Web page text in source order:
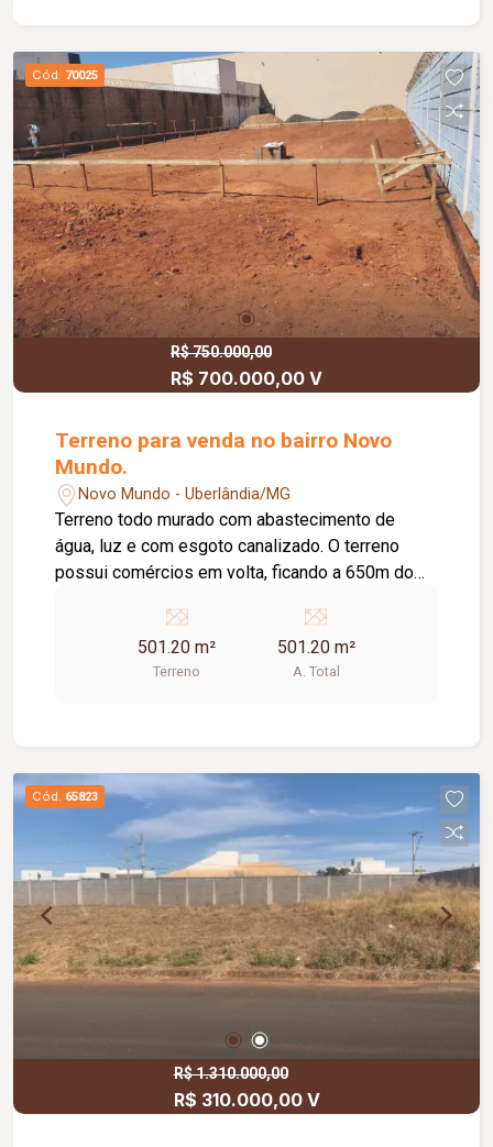
Cód. 70025
R$ 750.000,00
R$ 700.000,00 V
Terreno para venda no bairro Novo
Mundo.
Novo Mundo - Uberlândia/MG
Terreno todo murado com abastecimento de
água, luz e com esgoto canalizado. O terreno
possui comércios em volta, ficando a 650m do
Empresa de gás, veneno... - Oficina - Depósito -
Estacionamento - Fábrica - Serralheria -
501.20 m²
Terreno
501.20 m²
A. Total
Cód. 65823
R$ 1.310.000,00
R$ 310.000,00 V